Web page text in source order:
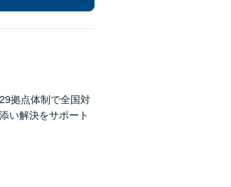
拠点体制で全国対
い解決をサポート